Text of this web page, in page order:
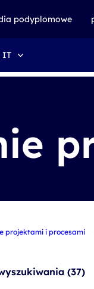
podyplomowe
IT
projektami i procesami
(37)